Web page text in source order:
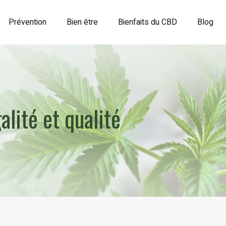
Prévention Bien être Bienfaits du CBD Blog
et qualité